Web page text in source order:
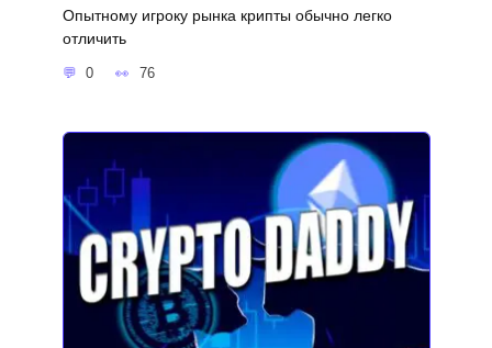
Опытному игроку рынка крипты обычно легко
отличить
0 76